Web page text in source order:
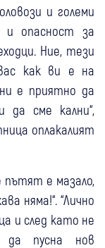
и големи
и опасност за
Ние, тези
как ви е на
е приятно да
да сме кални“,
оплакалият
пътят е мазало,
няма!“. “Лично
и след като не
да пусна нов